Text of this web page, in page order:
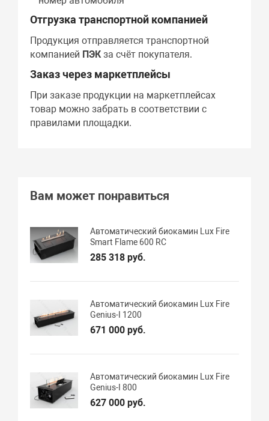
Отгрузка транспортной компанией
Продукция отправляется транспортной
компанией ПЭКза счёт покупателя.
Заказ через маркетплейсы
При заказе продукции на маркетплейсах
товар можно забрать в соответствии с
правилами площадки.
Вам может понравиться
Автоматический биокамин Lux Fire
Smart Flame 600 RC
285 318 руб.
Автоматический биокамин Lux Fire
Genius-I 1200
671 000 руб.
Автоматический биокамин Lux Fire
Genius-I 800
627 000 руб.